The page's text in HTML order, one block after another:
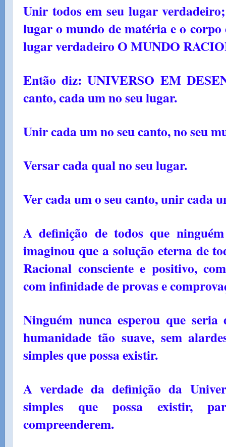
Unir todos em seu lugar
lugar o mundo de matéria e o
lugar verdadeiro O MUNDO
Então diz: UNIVERSO EM
canto, cada um no seu lugar.
Unir cada um no seu canto, no seu
Versar cada qual no seu lugar.
Ver cada um o seu canto, unir cada
A definição de todos que
imaginou que a solução eterna de
Racional consciente e positivo,
com infinidade de provas e
Ninguém nunca esperou que
humanidade tão suave, sem
simples que possa existir.
A verdade da definição da
simples que possa existir,
compreenderem.